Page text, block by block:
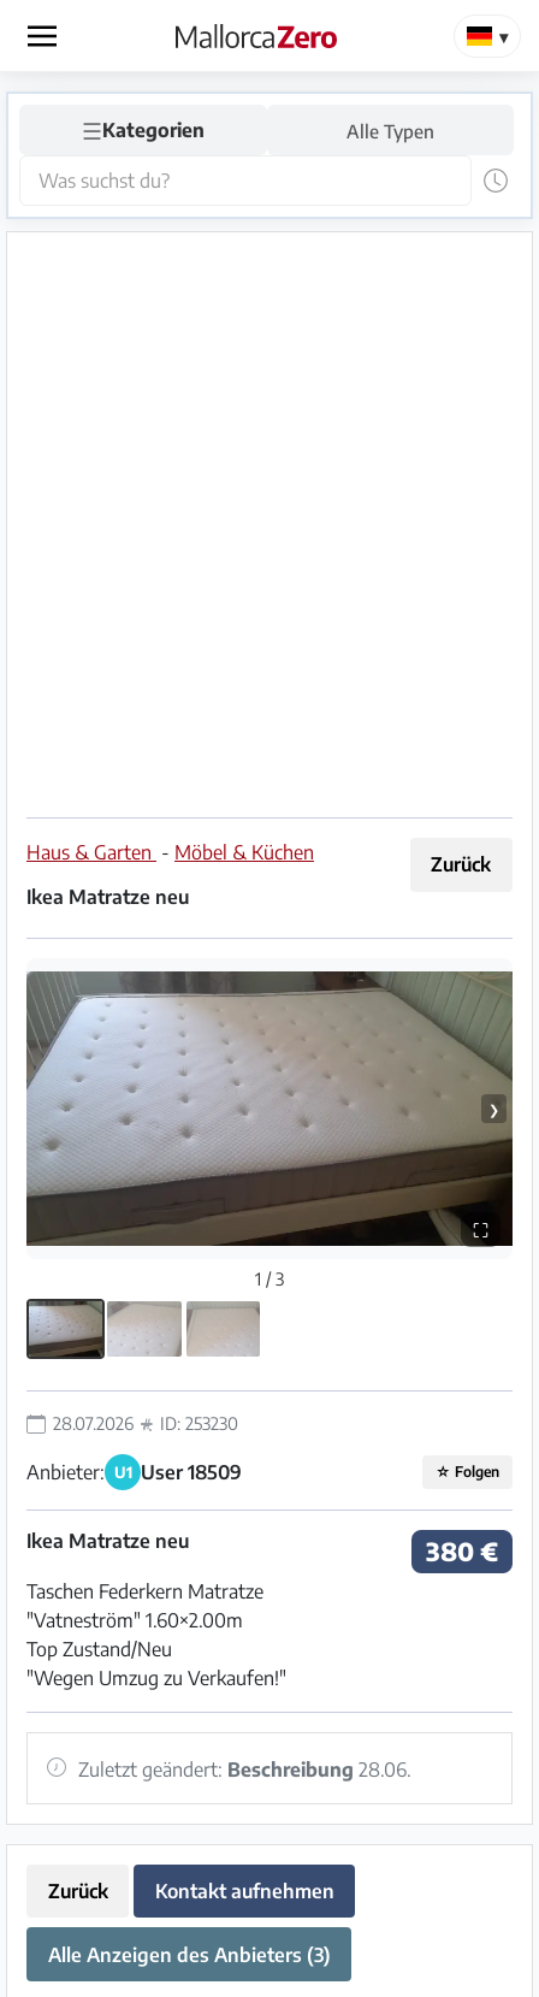
×
Startseite
Anzeige
aufgeben
Hilfe
FAQ
☰Kategorien Alle Typen
Zurück
Haus & Garten - Möbel & Küchen
Ikea Matratze neu
❯
⛶
1 / 3
28.07.2026 ID: 253230
Anbieter: U1 User 18509 ☆ Folgen
380 €
Ikea Matratze neu
Taschen Federkern Matratze
"Vatneström" 1.60×2.00m
Top Zustand/Neu
"Wegen Umzug zu Verkaufen!"
Zuletzt geändert: Beschreibung 28.06.
Zurück Kontakt aufnehmen
Alle Anzeigen des Anbieters (3)